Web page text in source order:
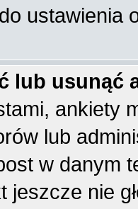
ustawienia
lub usunąć
ankiety
lub
w danym
jeszcze nie